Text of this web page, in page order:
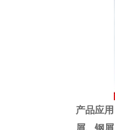
产品应
屑、钢